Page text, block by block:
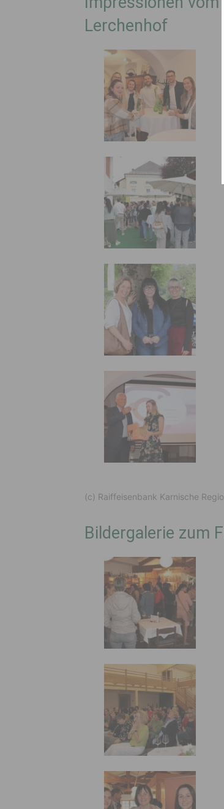
Lerchenhof
(c) Raiffeisenbank Karnische
Bildergalerie zum